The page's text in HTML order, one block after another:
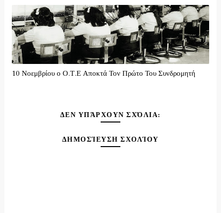
10 Νοεμβρίου ο Ο.Τ.Ε Αποκτά Τον Πρώτο Του Συνδρομητή
ΔΕΝ ΥΠΆΡΧΟΥΝ ΣΧΌΛΙΑ:
ΔΗΜΟΣΊΕΥΣΗ ΣΧΟΛΊΟΥ